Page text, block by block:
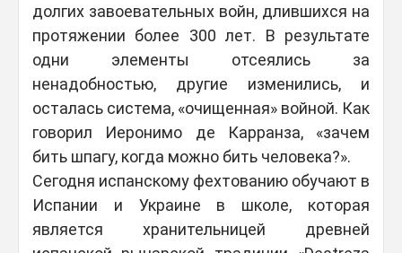
долгих завоевательных войн, длившихся на
протяжении более 300 лет. В результате
одни элементы отсеялись за
ненадобностью, другие изменились, и
осталась система, «очищенная» войной. Как
говорил Иеронимо де Карранза, «зачем
бить шпагу, когда можно бить человека?».
Сегодня испанскому фехтованию обучают в
Испании и Украине в школе, которая
является хранительницей древней